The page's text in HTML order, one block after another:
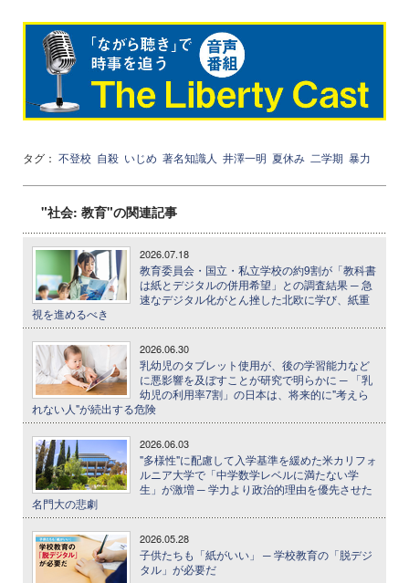
タグ： 不登校 自殺 いじめ 著名知識人 井澤一明 夏休み 二学期 暴力
"社会: 教育"の関連記事
2026.07.18
教育委員会・国立・私立学校の約9割が「教科書
は紙とデジタルの併用希望」との調査結果 ─ 急
速なデジタル化がとん挫した北欧に学び、紙重
視を進めるべき
2026.06.30
乳幼児のタブレット使用が、後の学習能力など
に悪影響を及ぼすことが研究で明らかに ─ 「乳
幼児の利用率7割」の日本は、将来的に"考えら
れない人"が続出する危険
2026.06.03
"多様性"に配慮して入学基準を緩めた米カリフォ
ルニア大学で「中学数学レベルに満たない学
生」が激増 ─ 学力より政治的理由を優先させた
名門大の悲劇
2026.05.28
子供たちも「紙がいい」 ─ 学校教育の「脱デジ
タル」が必要だ